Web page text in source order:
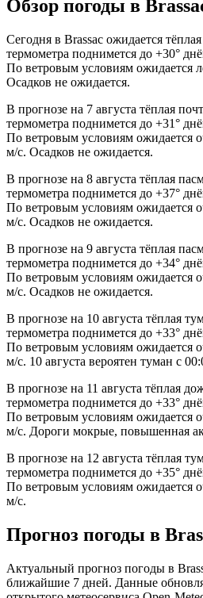
Обзор погоды в
Сегодня в Brassac ожидается
термометра поднимется до +30°
По ветровым условиям ожидается
Осадков не ожидается.
В прогнозе на 7 августа тёплая
термометра поднимется до +31°
По ветровым условиям ожидается
м/с. Осадков не ожидается.
В прогнозе на 8 августа тёплая
термометра поднимется до +37°
По ветровым условиям ожидается
м/с. Осадков не ожидается.
В прогнозе на 9 августа тёплая
термометра поднимется до +34°
По ветровым условиям ожидается
м/с. Осадков не ожидается.
В прогнозе на 10 августа тёплая
термометра поднимется до +33°
По ветровым условиям ожидается
м/с. 10 августа вероятен туман с
В прогнозе на 11 августа тёплая
термометра поднимется до +33°
По ветровым условиям ожидается
м/с. Дороги мокрые, повышенная
В прогнозе на 12 августа тёплая
термометра поднимется до +35°
По ветровым условиям ожидается
м/с.
Прогноз погоды в
Актуальный прогноз погоды в
ближайшие 7 дней. Данные